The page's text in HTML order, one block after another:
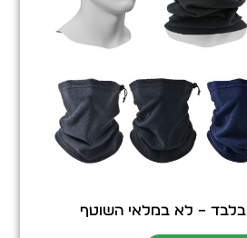
בלבד – לא במלאי השוטף